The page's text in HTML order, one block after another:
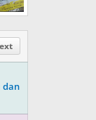
dan